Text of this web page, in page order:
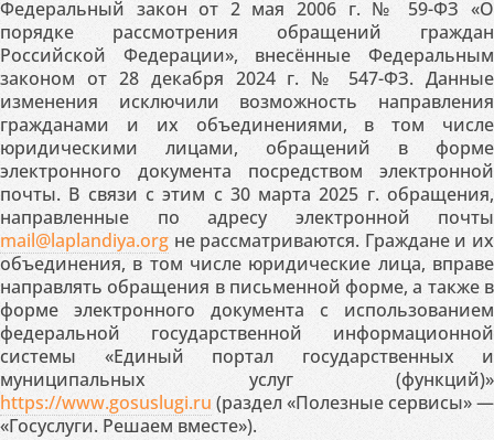
Федеральный закон от 2 мая 2006 г. № 59-ФЗ «О
порядке рассмотрения обращений граждан
Российской Федерации», внесённые Федеральным
законом от 28 декабря 2024 г. № 547-ФЗ. Данные
изменения исключили возможность направления
гражданами и их объединениями, в том числе
юридическими лицами, обращений в форме
электронного документа посредством электронной
почты. В связи с этим с 30 марта 2025 г. обращения,
направленные по адресу электронной почты
mail@laplandiya.org не рассматриваются. Граждане и их
объединения, в том числе юридические лица, вправе
направлять обращения в письменной форме, а также в
форме электронного документа с использованием
федеральной государственной информационной
системы «Единый портал государственных и
муниципальных услуг (функций)»
https://www.gosuslugi.ru (раздел «Полезные сервисы» —
«Госуслуги. Решаем вместе»).